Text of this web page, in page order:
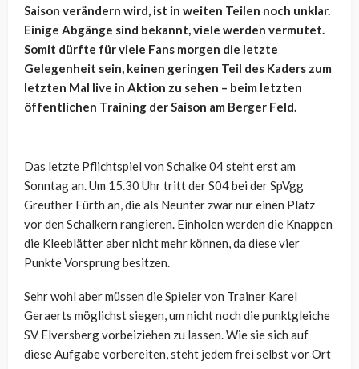
Saison verändern wird, ist in weiten Teilen noch unklar.
Einige Abgänge sind bekannt, viele werden vermutet.
Somit dürfte für viele Fans morgen die letzte
Gelegenheit sein, keinen geringen Teil des Kaders zum
letzten Mal live in Aktion zu sehen – beim letzten
öffentlichen Training der Saison am Berger Feld.
Das letzte Pflichtspiel von Schalke 04 steht erst am
Sonntag an. Um 15.30 Uhr tritt der S04 bei der SpVgg
Greuther Fürth an, die als Neunter zwar nur einen Platz
vor den Schalkern rangieren. Einholen werden die Knappen
die Kleeblätter aber nicht mehr können, da diese vier
Punkte Vorsprung besitzen.
Sehr wohl aber müssen die Spieler von Trainer Karel
Geraerts möglichst siegen, um nicht noch die punktgleiche
SV Elversberg vorbeiziehen zu lassen. Wie sie sich auf
diese Aufgabe vorbereiten, steht jedem frei selbst vor Ort